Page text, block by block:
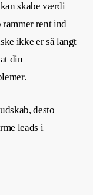
skabe værdi
rent ind
ikke er så langt
din
desto
leads i